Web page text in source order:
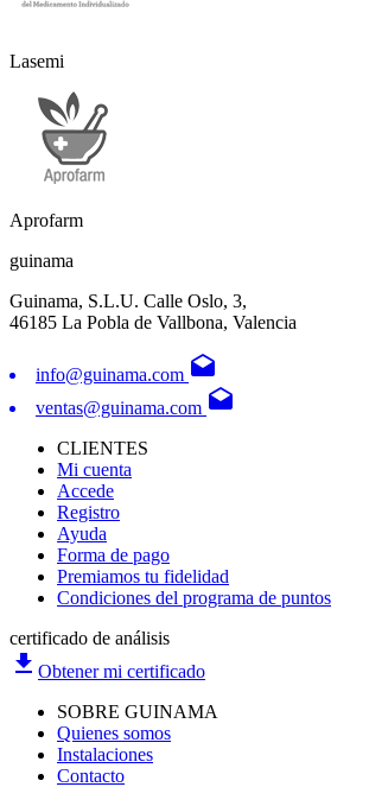
Lasemi
Aprofarm
guinama
Guinama, S.L.U. Calle Oslo, 3,
46185 La Pobla de Vallbona, Valencia
info@guinama.com drafts
ventas@guinama.com drafts
CLIENTES
Mi cuenta
Accede
Registro
Ayuda
Forma de pago
Premiamos tu fidelidad
Condiciones del programa de puntos
certificado de análisis
file_download Obtener mi certificado
SOBRE GUINAMA
Quienes somos
Instalaciones
Contacto